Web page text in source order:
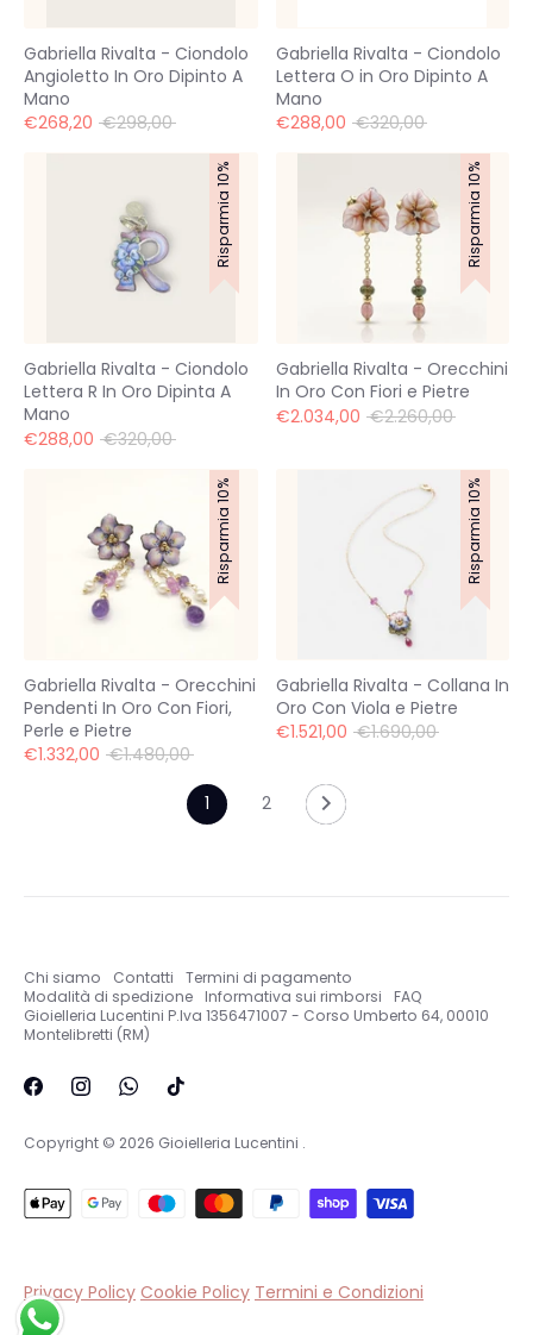
Gabriella Rivalta - Ciondolo
Angioletto In Oro Dipinto A
Mano
€268,20 Prezzo
€298,00
Gabriella Rivalta - Ciondolo
Lettera O in Oro Dipinto A
Mano
€288,00 Prezzo
€320,00
Risparmia 10%
Gabriella Rivalta - Ciondolo
Lettera R In Oro Dipinta A
Mano
€288,00 Prezzo
€320,00
Risparmia 10%
Gabriella Rivalta - Orecchini
In Oro Con Fiori e Pietre
€2.034,00 Prezzo
€2.260,00
Risparmia 10%
Gabriella Rivalta - Orecchini
Pendenti In Oro Con Fiori,
Perle e Pietre
€1.332,00 Prezzo
€1.480,00
Risparmia 10%
Gabriella Rivalta - Collana In
Oro Con Viola e Pietre
€1.521,00 Prezzo
€1.690,00
1 2
Chi siamo Contatti
Termini di pagamento
Modalità di spedizione
Informativa sui rimborsi
FAQ
Gioielleria Lucentini P.Iva 1356471007 - Corso Umberto 64, 00010
Montelibretti (RM)
Copyright © 2026 Gioielleria Lucentini .
Privacy Policy Cookie Policy Termini e Condizioni